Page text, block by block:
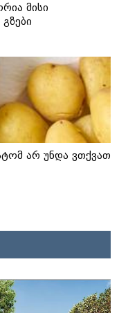
მისი
არ უნდა ვთქვათ